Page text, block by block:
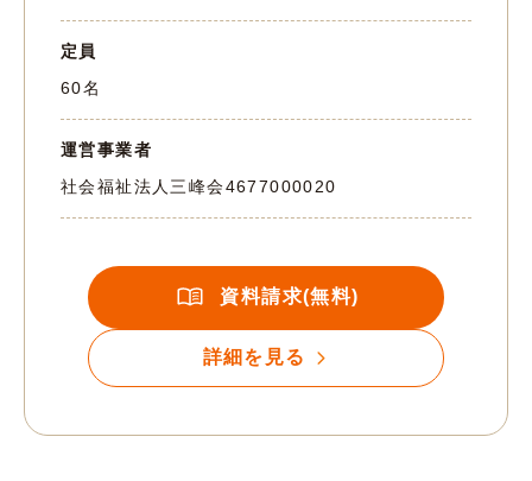
定員
60名
運営事業者
社会福祉法人三峰会4677000020
資料請求(無料)
詳細を見る